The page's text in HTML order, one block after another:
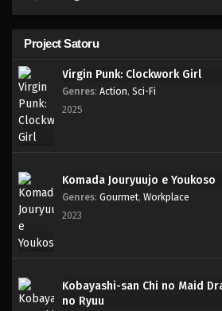
Project Satoru
Virgin Punk: Clockwork Girl
Genres: Action, Sci-Fi
2025
Komada Jouryuujo e Youkoso
Genres: Gourmet, Workplace
2023
Kobayashi-san Chi no Maid
no Ryuu